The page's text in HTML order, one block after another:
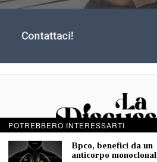
2026- TUTTI I
POTREBBERO INTERESSARTI
⁠⁠Bpco, benefici da un
anticorpo